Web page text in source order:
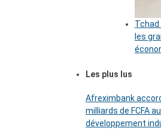
Tchad
les
Les plus lus
Afreximbank
milliards de FCFA
développement